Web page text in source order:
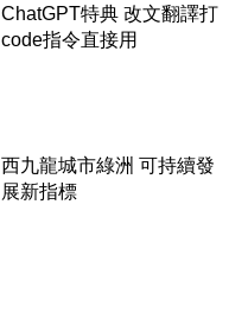
ChatGPT特典 改文翻譯打
code指令直接用
西九龍城市綠洲 可持續發
展新指標